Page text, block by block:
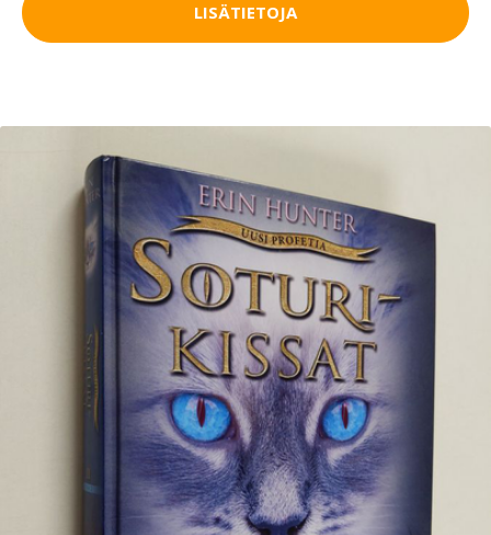
LISÄTIETOJA